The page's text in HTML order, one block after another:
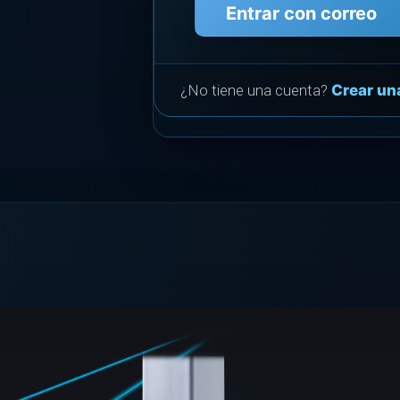
Entrar con correo
¿No tiene una cuenta? Crear